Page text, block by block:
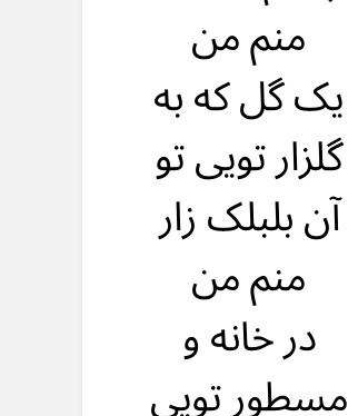
منم من
يک گل که به
گلزار تويی تو
آن بلبلک زار
منم من
در خانه و
مسطور تويی